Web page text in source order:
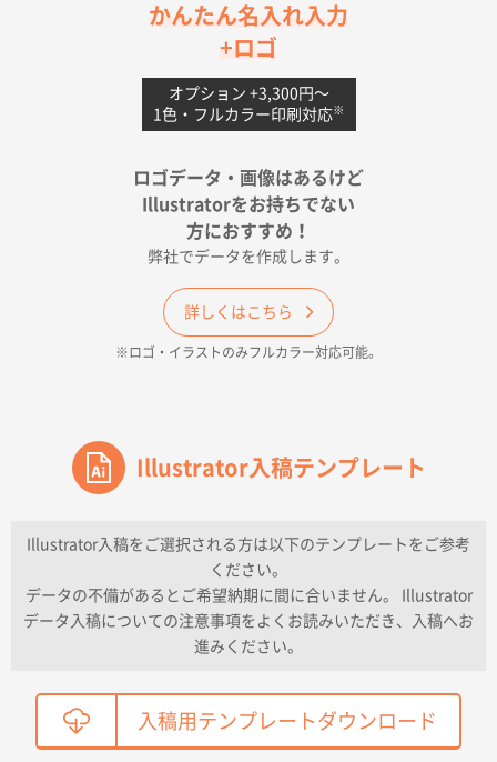
茨城県G社様
300枚
値段と注文のしやすさ
ポリ袋 手穴A4サイズ
5000枚
2026年04月17日 09:28
印刷色が豊富であったため
ECO OPPワンポイントポリ袋 A4サイズ（透明）
2026年04月16日 14:31
東京都のお客様
ワンポイントポリ袋 A4サイズ1000枚
2026年04月16日 11:41
ワンポイントポリ袋 A4サイズ300枚
2026年04月01日 16:32
こちらの需要にあったので
鳥取県T社様
【オーダー商品】特別ご注文ページ04
2150枚
かんたん名入れ入力
+ロゴ
オプション +3,300円〜
1色・フルカラー印刷対応※
ロゴデータ・画像はあるけど
Illustratorをお持ちでない
方におすすめ！
弊社でデータを作成します。
詳しくはこちら
※ロゴ・イラストのみフルカラー対応可能。
Illustrator入稿テンプレート
Illustrator入稿をご選択される方は以下のテンプレートをご参考
ください。
データの不備があるとご希望納期に間に合いません。 Illustrator
データ入稿についての注意事項をよくお読みいただき、入稿へお
進みください。
入稿用テンプレートダウンロード